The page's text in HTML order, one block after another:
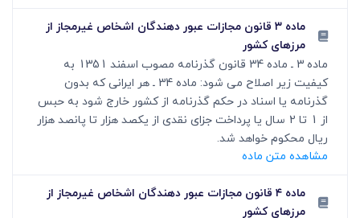
ماده ۳ قانون مجازات عبور دهندگان اشخاص غیرمجاز از
مرزهای کشور
ماده 3 ـ ماده 34 قانون گذرنامه مصوب اسفند 1351 به
کیفیت زیر اصلاح می شود: ماده 34 ـ هر ایرانی که بدون
گذرنامه یا اسناد در حکم گذرنامه از کشور خارج شود به حبس
از 1 تا 2 سال یا پرداخت جزای نقدی از یکصد هزار تا پانصد هزار
ریال محکوم خواهد شد.
مشاهده متن ماده
ماده ۴ قانون مجازات عبور دهندگان اشخاص غیرمجاز از
مرزهای کشور